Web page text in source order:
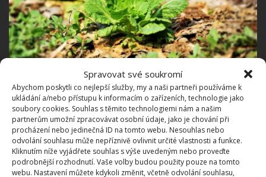
Spravovat své soukromí
Abychom poskytli co nejlepší služby, my a naši partneři používáme k
ukládání a/nebo přístupu k informacím o zařízeních, technologie jako
soubory cookies. Souhlas s těmito technologiemi nám a našim
partnerům umožní zpracovávat osobní údaje, jako je chování při
procházení nebo jedinečná ID na tomto webu. Nesouhlas nebo
odvolání souhlasu může nepříznivě ovlivnit určité vlastnosti a funkce.
Kliknutím níže vyjádřete souhlas s výše uvedeným nebo proveďte
podrobnější rozhodnutí. Vaše volby budou použity pouze na tomto
webu. Nastavení můžete kdykoli změnit, včetně odvolání souhlasu,
Fotografie: Pixabay
Jak o čínské zelí pečovat
Zadržet potřebnou vlhkost vám pomůže mulčovací
směs, která přirozeně zabrání také rozrůstání